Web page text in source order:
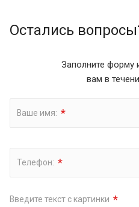
Остались
Заполните форму
вам в
Ваше имя: *
Телефон: *
Введите текст с картинки *